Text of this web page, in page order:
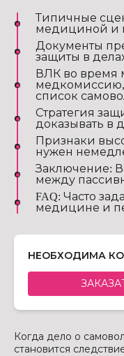
Типичные
медициной и
Документы
защиты в
ВЛК во время
медкомиссию,
список
Стратегия
доказывать в
Признаки
нужен
Заключение:
между
FAQ: Часто
медицине и
НЕОБХОДИМА
Когда дело о
становится